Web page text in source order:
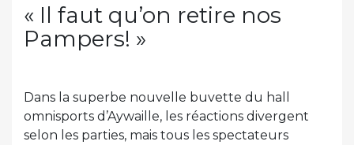
« Il faut qu’on retire nos
Pampers! »
Dans la superbe nouvelle buvette du hall
omnisports d’Aywaille, les réactions divergent
selon les parties, mais tous les spectateurs